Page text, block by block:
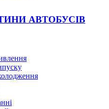
АВТОБУСІВ